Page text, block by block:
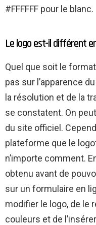
#FFFFFF pour le blanc.
Le logo est-il différent
Quel que soit le
pas sur l’apparence
la résolution et de la
se constatent. On
du site officiel.
plateforme que le
n’importe comment.
obtenu avant de
sur un formulaire en
modifier le logo, de le
couleurs et de